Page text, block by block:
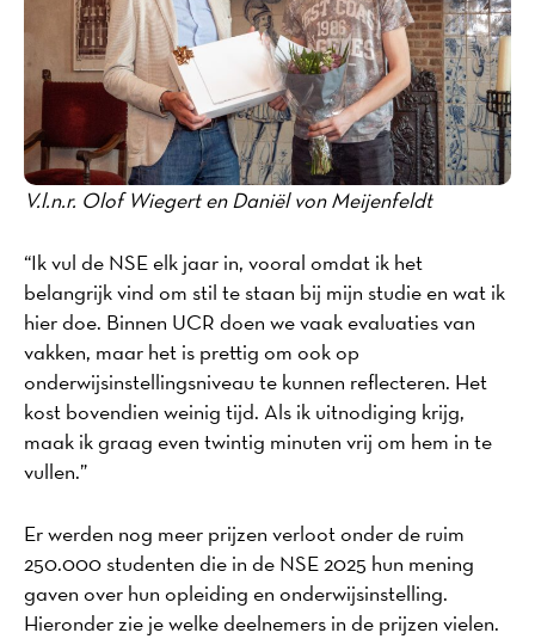
V.l.n.r. Olof Wiegert en Daniël von Meijenfeldt
“Ik vul de NSE elk jaar in, vooral omdat ik het
belangrijk vind om stil te staan bij mijn studie en wat ik
hier doe. Binnen UCR doen we vaak evaluaties van
vakken, maar het is prettig om ook op
onderwijsinstellingsniveau te kunnen reflecteren. Het
kost bovendien weinig tijd. Als ik uitnodiging krijg,
maak ik graag even twintig minuten vrij om hem in te
vullen.”
Er werden nog meer prijzen verloot onder de ruim
250.000 studenten die in de NSE 2025 hun mening
gaven over hun opleiding en onderwijsinstelling.
Hieronder zie je welke deelnemers in de prijzen vielen.